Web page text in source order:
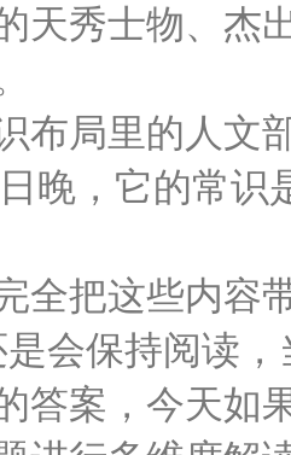
天秀士物、杰
布局里的人文
晚，它的常
全把这些内容
是会保持阅读
答案，今天如